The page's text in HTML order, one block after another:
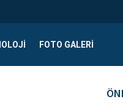
FOTO GALERI